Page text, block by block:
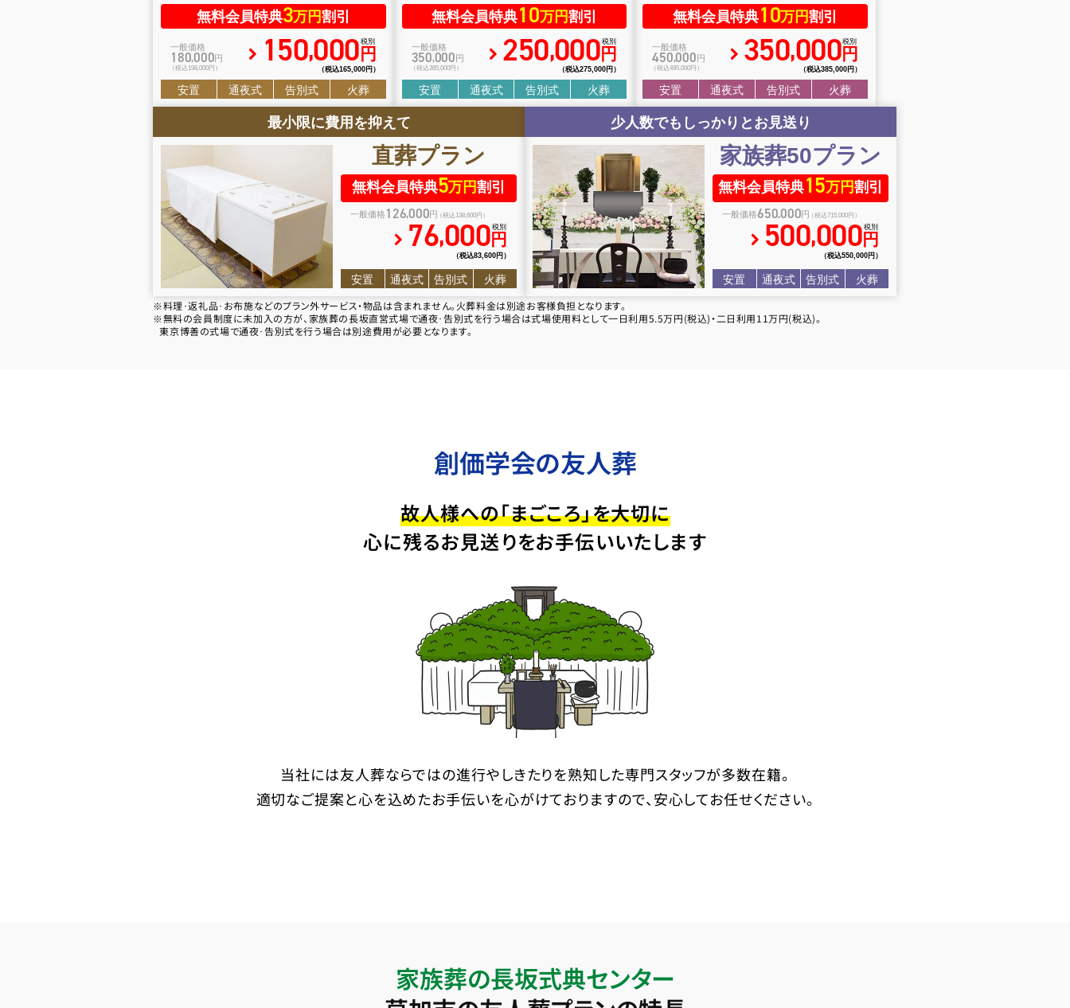
無料会員特典3万円割引
一般価格
180,000円
（税込198,000円） 150,000 円
税別
（税込165, 000円）
安置 通夜式 告別式 火葬
無料会員特典10万円割引
一般価格
350,000円
（税込385,000円） 250,000円
税別
（税込275 ,000円）
安置 通夜式 告別式 火葬
無料会員特典10万円割引
一般価格
450,000円
（税込495,000円） 350,000円
税別
（税込385, 000円）
安置 通夜式 告別式 火葬
最小限に費用を抑えて
直葬プラン
無料会員特典5万円割引
一般価格 126,000円 （税込138,600円）
76,000円
税別
（税込83 600円）
安置 通夜式 告別式 火葬
少人数でもしっかりとお見送り
家族葬50プラン
無料会員特典15万円割引
一般価格650,000円 （税込715,000円）
500,000円
税別
（税込550 000円）
安置 通夜式 告別式 火葬
※料理･返礼品･お布施などのプラン外サービス・物品は含まれません。火葬料金は別途お客様負担となります。
※無料の会員制度に未加入の方が、家族葬の長坂直営式場で通夜･告別式を行う場合は式場使用料として一日利用5.5万円(税込)・二日利用11万円(税込)。
東京博善の式場で通夜･告別式を行う場合は別途費用が必要となります。
創価学会の友人葬
故人様への「まごころ」を大切に
心に残るお見送りをお手伝いいたします
当社には友人葬ならではの進行やしきたりを熟知した専門スタッフが多数在籍。
適切なご提案と心を込めたお手伝いを心がけておりますので、安心してお任せください。
家族葬の長坂式典センター